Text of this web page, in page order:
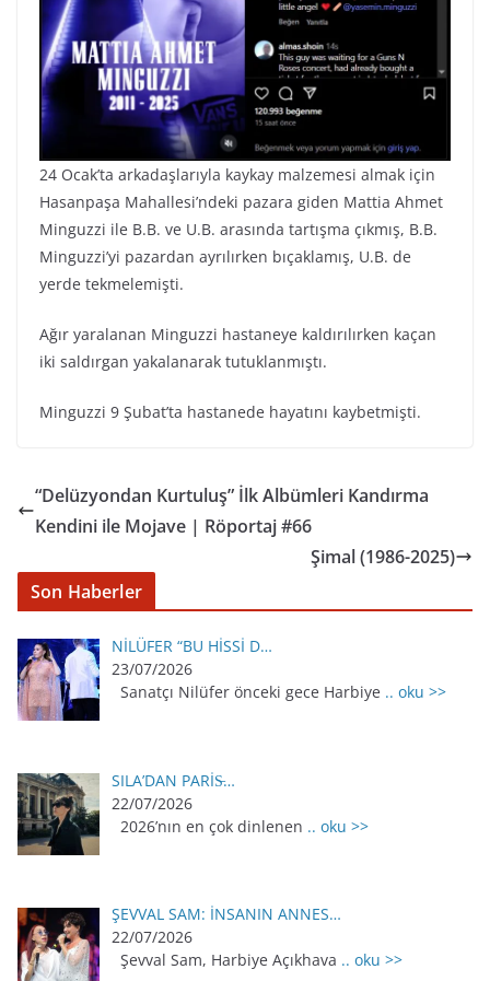
24 Ocak’ta arkadaşlarıyla kaykay malzemesi almak için
Hasanpaşa Mahallesi’ndeki pazara giden Mattia Ahmet
Minguzzi ile B.B. ve U.B. arasında tartışma çıkmış, B.B.
Minguzzi’yi pazardan ayrılırken bıçaklamış, U.B. de
yerde tekmelemişti.
Ağır yaralanan Minguzzi hastaneye kaldırılırken kaçan
iki saldırgan yakalanarak tutuklanmıştı.
Minguzzi 9 Şubat’ta hastanede hayatını kaybetmişti.
“Delüzyondan Kurtuluş” İlk Albümleri Kandırma
Kendini ile Mojave | Röportaj #66
Şimal (1986-2025)
Son Haberler
NİLÜFER “BU HİSSİ D…
23/07/2026
Sanatçı Nilüfer önceki gece Harbiye .. oku >>
SILA’DAN PARİS̵…
22/07/2026
2026’nın en çok dinlenen .. oku >>
ŞEVVAL SAM: İNSANIN ANNES…
22/07/2026
Şevval Sam, Harbiye Açıkhava .. oku >>